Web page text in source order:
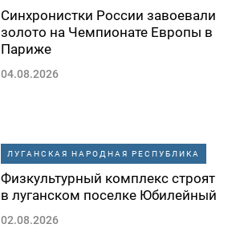
Синхронистки России завоевали
золото на Чемпионате Европы в
Париже
04.08.2026
ЛУГАНСКАЯ НАРОДНАЯ РЕСПУБЛИКА
Физкультурный комплекс строят
в луганском поселке Юбилейный
02.08.2026